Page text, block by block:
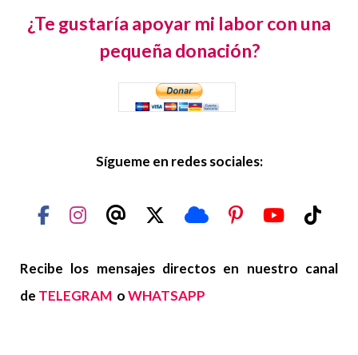
¿Te gustaría apoyar mi labor con una
pequeña donación?
Sígueme en redes sociales:
Recibe los mensajes directos en nuestro canal
de TELEGRAM oWHATSAPP